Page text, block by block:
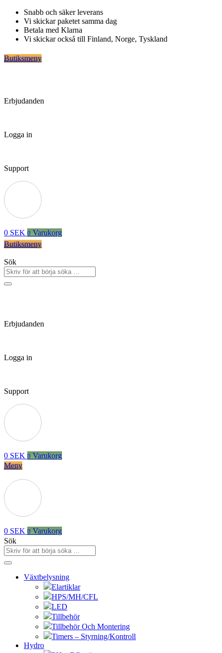
Hoppa
innehåll
Snabb och säker leverans
Vi skickar paketet samma dag
Betala med Klarna
Vi skickar också till Finland, Norge, Tyskland
Butiksmeny
Erbjudanden
Logga in
Support
0 SEK 0 Varukorg
Butiksmeny
Sök
Erbjudanden
Logga in
Support
0 SEK 0 Varukorg
Meny
0 SEK 0 Varukorg
Sök
Växtbelysning
Elartiklar
HPS/MH/CFL
LED
Tillbehör
Tillbehör Och Montering
Timers – Styrning/Kontroll
Hydro